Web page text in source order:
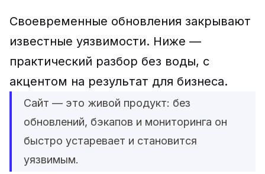
Своевременные обновления закрывают
известные уязвимости. Ниже —
практический разбор без воды, с
акцентом на результат для бизнеса.
Сайт — это живой продукт: без
обновлений, бэкапов и мониторинга он
быстро устаревает и становится
уязвимым.